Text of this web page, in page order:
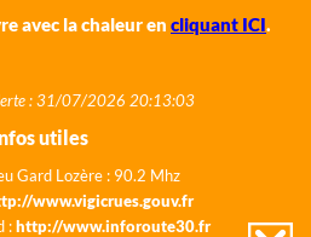
avec la chaleur en cliquant ICI.
: 31/07/2026 20:13:03
utiles
Gard Lozère : 90.2 Mhz
www.vigicrues.gouv.fr
:http://www.inforoute30.fr